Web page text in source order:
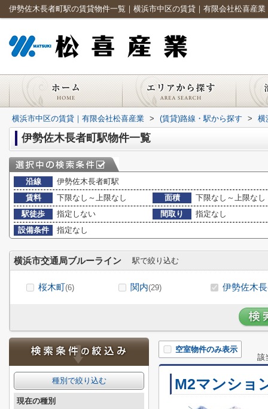
伊勢佐木長者町駅の賃貸物件一覧｜横浜市中区の賃貸｜有限会社松喜産業
横浜市中区の賃貸｜有限会社松喜産業 > (賃貸)路線・駅から探す > 横
伊勢佐木長者町駅物件一覧
沿線
伊勢佐木長者町駅
賃料
下限なし～上限なし 面積
下限なし～上限なし
駅徒歩
指定しない 間取り
指定なし
設備条件
指定なし
横浜市交通局ブルーライン 駅で絞り込む
桜木町(6) 関内(29) 伊勢佐木
空室物件のみ表示
該
M2マンショ
種別で絞り込む
現在の種別